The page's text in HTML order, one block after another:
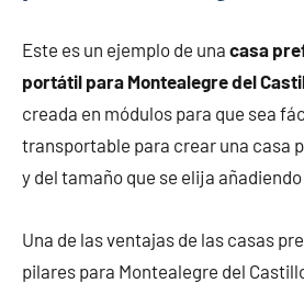
Este es un ejemplo de una casa
portátil para Montealegre del
creada en módulos para que sea
transportable para crear una casa
y del tamaño que se elija
Una de las ventajas de las casas
pilares para Montealegre del